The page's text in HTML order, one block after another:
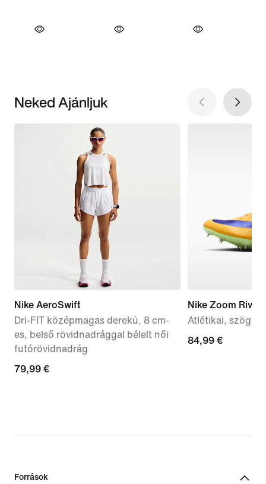
Neked Ajánljuk
Nike AeroSwift
Dri-FIT középmagas derekú, 8 cm-
es, belső rövidnadrággal bélelt női
futórövidnadrág
79,99
79,99 €
Nike Zoom Rival
Atlétikai, szöges
84,99
84,99 €
Források